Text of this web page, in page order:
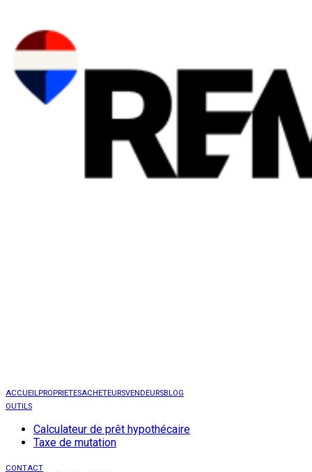
ACCUEILPROPRIETESACHETEURSVENDEURSBLOG
OUTILS
Calculateur de prêt hypothécaire
Taxe de mutation
CONTACT